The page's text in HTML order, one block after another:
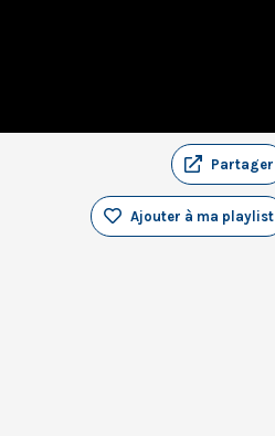
Partager
Ajouter à ma playlist